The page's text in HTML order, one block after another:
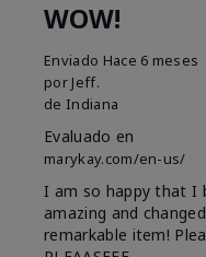
WOW!
Enviado Hace 6 meses
por Jeff.
de Indiana
Evaluado en
marykay.com/en-us/
I am so happy that I
amazing and
remarkable item!